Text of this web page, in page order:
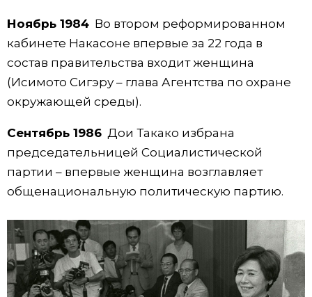
Ноябрь 1984Во втором реформированном
кабинете Накасоне впервые за 22 года в
состав правительства входит женщина
(Исимото Сигэру – глава Агентства по охране
окружающей среды).
Сентябрь 1986Дои Такако избрана
председательницей Социалистической
партии – впервые женщина возглавляет
общенациональную политическую партию.